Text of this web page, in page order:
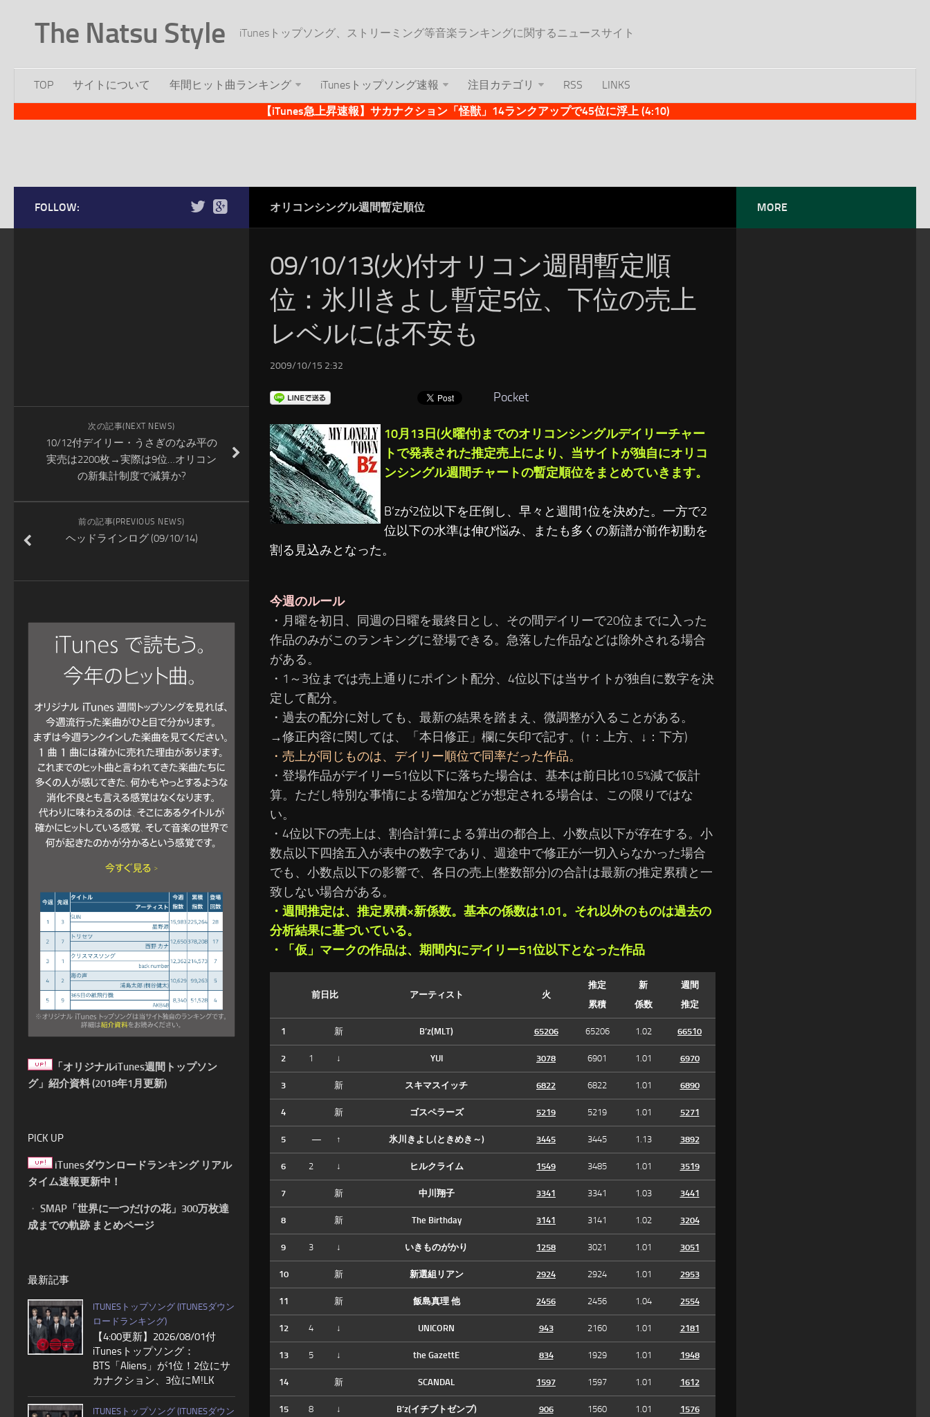
The Natsu Style iTunesトップソング、ストリーミング等音楽ランキングに関するニュースサイト
TOP サイトについて 年間ヒット曲ランキング iTunesトップソング速報 注目カテゴリ RSS
LINKS
【iTunes急上昇速報】サカナクション「怪獣」14ランクアップで45位に浮上 (4:10)
オリコンシングル週間暫定順位
09/10/13(火)付オリコン週間暫定順
位：氷川きよし暫定5位、下位の売上
レベルには不安も
2009/10/15 2:32
Pocket
10月13日(火曜付)までのオリコンシングルデイリーチャー
トで発表された推定売上により、当サイトが独自にオリコ
ンシングル週間チャートの暫定順位をまとめていきます。
B’zが2位以下を圧倒し、早々と週間1位を決めた。一方で2
位以下の水準は伸び悩み、またも多くの新譜が前作初動を
割る見込みとなった。
今週のルール
・月曜を初日、同週の日曜を最終日とし、その間デイリーで20位までに入った
作品のみがこのランキングに登場できる。急落した作品などは除外される場合
がある。
・1～3位までは売上通りにポイント配分、4位以下は当サイトが独自に数字を決
定して配分。
・過去の配分に対しても、最新の結果を踏まえ、微調整が入ることがある。
→修正内容に関しては、「本日修正」欄に矢印で記す。(↑：上方、↓：下方)
・売上が同じものは、デイリー順位で同率だった作品。
・登場作品がデイリー51位以下に落ちた場合は、基本は前日比10.5%減で仮計
算。ただし特別な事情による増加などが想定される場合は、この限りではな
い。
・4位以下の売上は、割合計算による算出の都合上、小数点以下が存在する。小
数点以下四捨五入が表中の数字であり、週途中で修正が一切入らなかった場合
でも、小数点以下の影響で、各日の売上(整数部分)の合計は最新の推定累積と一
致しない場合がある。
・週間推定は、推定累積×新係数。基本の係数は1.01。それ以外のものは過去の
分析結果に基づいている。
・「仮」マークの作品は、期間内にデイリー51位以下となった作品
前日比 アーティスト 火
推定
累積
新
係数
週間
推定
1 新 B’z(MLT) 65206 65206 1.02 66510
2 1 ↓ YUI 3078 6901 1.01 6970
3 新 スキマスイッチ 6822 6822 1.01 6890
4 新 ゴスペラーズ 5219 5219 1.01 5271
5 — ↑ 氷川きよし(ときめき～) 3445 3445 1.13 3892
6 2 ↓ ヒルクライム 1549 3485 1.01 3519
7 新 中川翔子 3341 3341 1.03 3441
8 新 The Birthday 3141 3141 1.02 3204
9 3 ↓ いきものがかり 1258 3021 1.01 3051
10 新 新選組リアン 2924 2924 1.01 2953
11 新 飯島真理 他 2456 2456 1.04 2554
12 4 ↓ UNICORN 943 2160 1.01 2181
13 5 ↓ the GazettE 834 1929 1.01 1948
14 新 SCANDAL 1597 1597 1.01 1612
15 8 ↓ B’z(イチブトゼンブ) 906 1560 1.01 1576
FOLLOW:
次の記事(NEXT NEWS)
10/12付デイリー・うさぎのなみ平の
実売は2200枚→実際は9位…オリコン
の新集計制度で減算か?
前の記事(PREVIOUS NEWS)
ヘッドラインログ (09/10/14)
「オリジナルiTunes週間トップソン
グ」紹介資料 (2018年1月更新)
PICK UP
iTunesダウンロードランキング リアル
タイム速報更新中！
・ SMAP「世界に一つだけの花」300万枚達
成までの軌跡 まとめページ
最新記事
ITUNESトップソング (ITUNESダウン
ロードランキング)
【4:00更新】2026/08/01付
iTunesトップソング：
BTS「Aliens」が1位！2位にサ
カナクション、3位にM!LK
ITUNESトップソング (ITUNESダウン
MORE